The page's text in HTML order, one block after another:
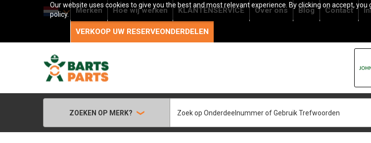
Our website uses cookies to give you the best and most relevant experience. By clicking on accept,
policy.
Merken Hoe wij werken KLANTENSERVICE Over ons Blog Contact
VERKOOP UW RESERVEONDERDELEN
ZOEKEN OP MERK?